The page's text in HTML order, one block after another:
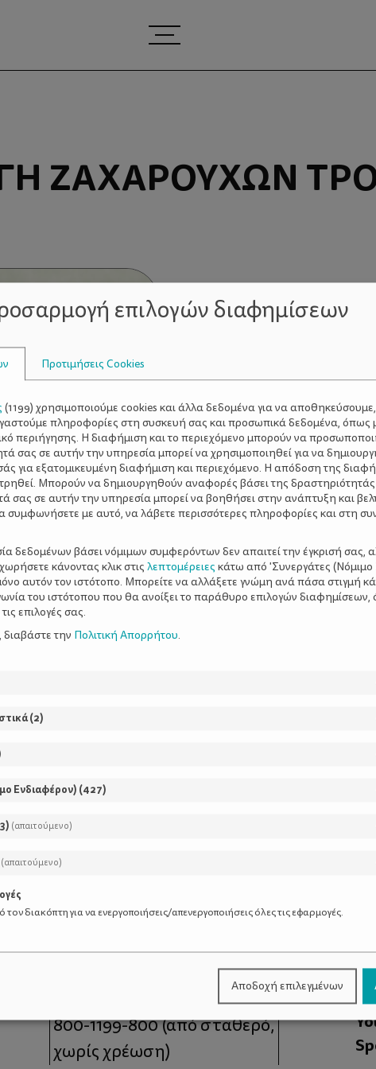
ΖΑΧΑΡΟΎΧΩΝ
Τηλέφωνο Επικοινωνίας:
800-1199-800(από σταθερό,
χωρίς χρέωση)
επιλογών διαφημίσεων
Προτιμήσεις Cookies
(1199) χρησιμοποιούμε cookies και άλλα δεδομένα για να
πληροφορίες στη συσκευή σας και προσωπικά δεδομένα, όπως
περιήγησης. Η διαφήμιση και το περιεχόμενο μπορούν να
σας σε αυτήν την υπηρεσία μπορεί να χρησιμοποιηθεί για να
για εξατομικευμένη διαφήμιση και περιεχόμενο. Η απόδοση της
Μπορούν να δημιουργηθούν αναφορές βάσει της
σας σε αυτήν την υπηρεσία μπορεί να βοηθήσει στην ανάπτυξη και
συμφωνήσετε με αυτό, να λάβετε περισσότερες πληροφορίες και στη
δεδομένων βάσει νόμιμων συμφερόντων δεν απαιτεί την έγκρισή σας,
κάνοντας κλικ στις λεπτομέρειες κάτω από 'Συνεργάτες
αυτόν τον ιστότοπο. Μπορείτε να αλλάξετε γνώμη ανά πάσα στιγμή
του ιστότοπου που θα ανοίξει το παράθυρο επιλογών
επιλογές σας.
διαβάστε την Πολιτική Απορρήτου.
(2)
Ενδιαφέρον) (427)
3) (απαιτούμενο)
(απαιτούμενο)
διακόπτη για να ενεργοποιήσεις/απενεργοποιήσεις όλες τις εφαρμογές.
Αποδοχή επιλεγμένων